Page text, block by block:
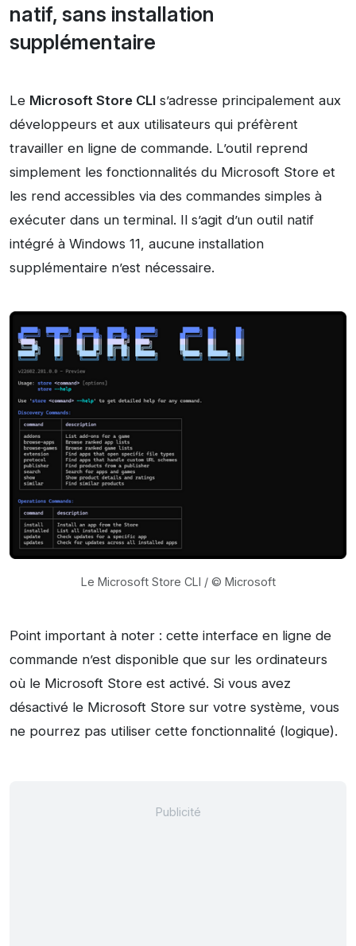
natif, sans installation
supplémentaire
Le Microsoft Store CLI s’adresse principalement aux
développeurs et aux utilisateurs qui préfèrent
travailler en ligne de commande. L’outil reprend
simplement les fonctionnalités du Microsoft Store et
les rend accessibles via des commandes simples à
exécuter dans un terminal. Il s’agit d’un outil natif
intégré à Windows 11, aucune installation
supplémentaire n’est nécessaire.
Le Microsoft Store CLI / © Microsoft
Point important à noter : cette interface en ligne de
commande n’est disponible que sur les ordinateurs
où le Microsoft Store est activé. Si vous avez
désactivé le Microsoft Store sur votre système, vous
ne pourrez pas utiliser cette fonctionnalité (logique).